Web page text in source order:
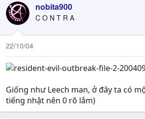
c
t
i
o
n
:
nobita900
C O N T R A
22/10/04
Giống như Leech man, ở đây ta có
tiếng nhật nên 0 rõ lắm)